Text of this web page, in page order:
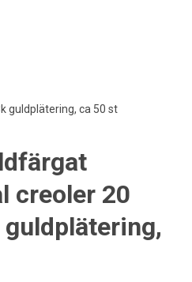
guldplätering, ca 50 st
creoler 20